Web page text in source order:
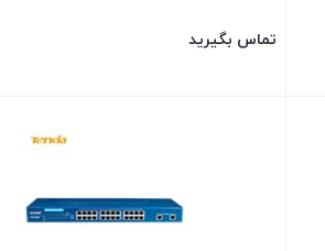
تماس بگیرید